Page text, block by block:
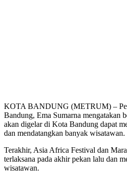
KOTA BANDUNG (METRUM) –
Bandung, Ema Sumarna mengatakan
akan digelar di Kota Bandung dapat
dan mendatangkan banyak wisatawan.
Terakhir, Asia Africa Festival dan
terlaksana pada akhir pekan lalu dan
wisatawan.